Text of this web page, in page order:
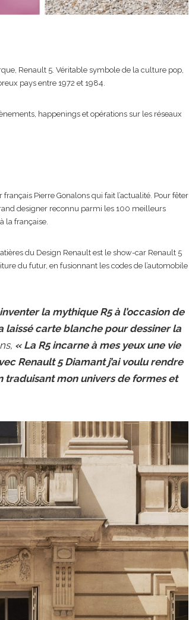
Renault 5. Véritable symbole de la culture pop,
pays entre 1972 et 1984.
happenings et opérations sur les réseaux
Pierre Gonalons qui fait l’actualité. Pour fêter
designer reconnu parmi les 100 meilleurs
la française.
du Design Renault est le show-car Renault 5
du futur, en fusionnant les codes de l’automobile
la mythique R5 à l’occasion de
laissé carte blanche pour dessiner la
« La R5 incarne à mes yeux une vie
Renault 5 Diamant j’ai voulu rendre
traduisant mon univers de formes et